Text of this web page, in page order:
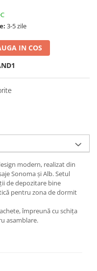
3-5 zile
IN COS
modern, realizat din
Sonoma și Alb. Setul
de depozitare bine
pentru zona de dormit
împreună cu schița
asamblare.